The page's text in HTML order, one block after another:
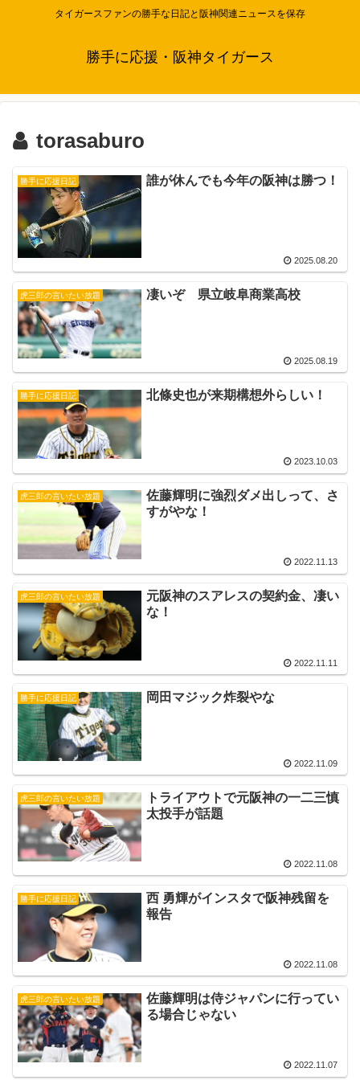
タイガースファンの勝手な日記と阪神関連ニュースを保存
勝手に応援・阪神タイガース
torasaburo
勝手に応援日記 誰が休んでも今年の阪神は勝つ！
2025.08.20
虎三郎の言いたい放題 凄いぞ 県立岐阜商業高校
2025.08.19
勝手に応援日記 北條史也が来期構想外らしい！
2023.10.03
虎三郎の言いたい放題
佐藤輝明に強烈ダメ出しって、さ
すがやな！
2022.11.13
虎三郎の言いたい放題
元阪神のスアレスの契約金、凄い
な！
2022.11.11
勝手に応援日記 岡田マジック炸裂やな
2022.11.09
虎三郎の言いたい放題
トライアウトで元阪神の一二三慎
太投手が話題
2022.11.08
勝手に応援日記
西 勇輝がインスタで阪神残留を
報告
2022.11.08
虎三郎の言いたい放題
佐藤輝明は侍ジャパンに行ってい
る場合じゃない
2022.11.07